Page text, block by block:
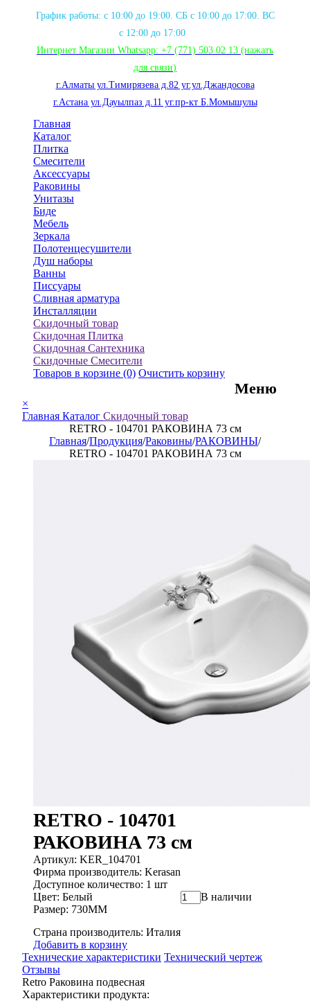
График работы: с 10:00 до 19:00. СБ с 10:00 до 17:00. ВС
с 12:00 до 17:00
Интернет Магазин Whatsapp: +7 (771) 503 02 13 (нажать
для связи)
г.Алматы ул.Тимирязева д.82 уг.ул.Джандосова
г.Астана ул.Дауылпаз д.11 уг.пр-кт Б.Момышулы
Главная
Каталог
Плитка
Смесители
Аксессуары
Раковины
Унитазы
Биде
Мебель
Зеркала
Полотенцесушители
Душ наборы
Ванны
Писсуары
Сливная арматура
Инсталляции
Скидочный товар
Скидочная Плитка
Скидочная Сантехника
Скидочные Смесители
Товаров в корзине (0) Очистить корзину
Меню
×
Главная Каталог Скидочный товар
RETRO - 104701 РАКОВИНА 73 см
Главная/Продукция/Раковины/РАКОВИНЫ/
RETRO - 104701 РАКОВИНА 73 см
RETRO - 104701
РАКОВИНА 73 см
Артикул: KER_104701
Фирма производитель: Kerasan
Доступное количество: 1 шт
Цвет: Белый
Размер: 730ММ
Страна производитель: Италия
В наличии
Добавить в корзину
Технические характеристики Технический чертеж
Отзывы
Retro Раковина подвесная
Характеристики продукта: